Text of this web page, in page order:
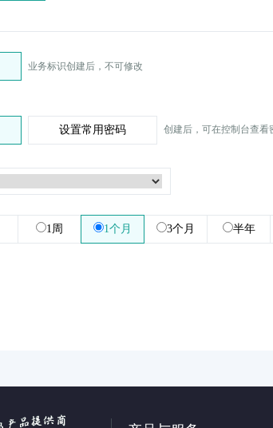
业务标识创建后，不可修改
设置常用密码 创建后，可在控制台查看
1周 1个月 3个月 半年